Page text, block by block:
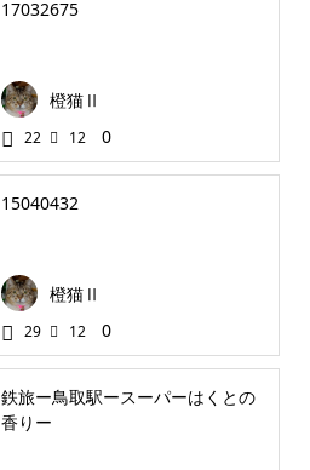
17032675
橙猫Ⅱ
22 12 0
15040432
橙猫Ⅱ
29 12 0
鉄旅ー鳥取駅ースーパーはくとの
香りー